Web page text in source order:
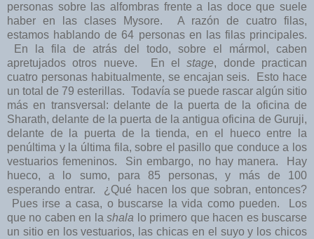
personas sobre las alfombras frente a las doce que suele
haber en las clases Mysore. A razón de cuatro filas,
estamos hablando de 64 personas en las filas principales.
En la fila de atrás del todo, sobre el mármol, caben
apretujados otros nueve. En elstage, donde practican
cuatro personas habitualmente, se encajan seis. Esto hace
un total de 79 esterillas. Todavía se puede rascar algún sitio
más en transversal: delante de la puerta de la oficina de
Sharath, delante de la puerta de la antigua oficina de Guruji,
delante de la puerta de la tienda, en el hueco entre la
penúltima y la última fila, sobre el pasillo que conduce a los
vestuarios femeninos. Sin embargo, no hay manera. Hay
hueco, a lo sumo, para 85 personas, y más de 100
esperando entrar. ¿Qué hacen los que sobran, entonces?
Pues irse a casa, o buscarse la vida como pueden. Los
que no caben en lashala lo primero que hacen es buscarse
un sitio en los vestuarios, las chicas en el suyo y los chicos